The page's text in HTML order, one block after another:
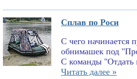
Сплав по Роси
С чего начинается
обнимашек под
С команды
Читать далее »